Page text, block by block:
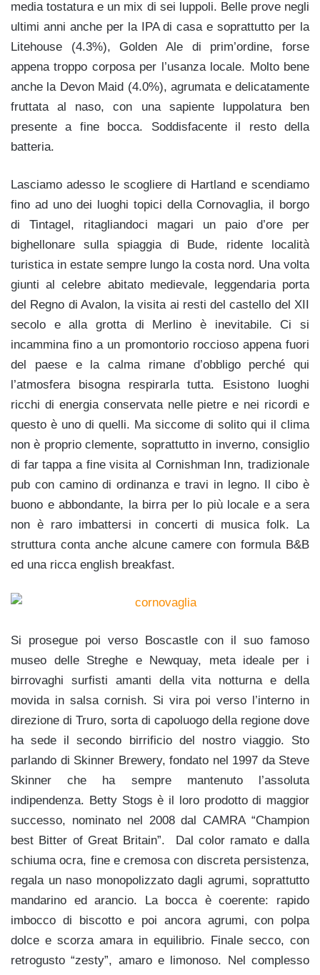
media tostatura e un mix di sei luppoli. Belle prove negli
ultimi anni anche per la IPA di casa e soprattutto per la
Litehouse (4.3%), Golden Ale di prim’ordine, forse
appena troppo corposa per l’usanza locale. Molto bene
anche la Devon Maid (4.0%), agrumata e delicatamente
fruttata al naso, con una sapiente luppolatura ben
presente a fine bocca. Soddisfacente il resto della
batteria.
Lasciamo adesso le scogliere di Hartland e scendiamo
fino ad uno dei luoghi topici della Cornovaglia, il borgo
di Tintagel, ritagliandoci magari un paio d’ore per
bighellonare sulla spiaggia di Bude, ridente località
turistica in estate sempre lungo la costa nord. Una volta
giunti al celebre abitato medievale, leggendaria porta
del Regno di Avalon, la visita ai resti del castello del XII
secolo e alla grotta di Merlino è inevitabile. Ci si
incammina fino a un promontorio roccioso appena fuori
del paese e la calma rimane d’obbligo perché qui
l’atmosfera bisogna respirarla tutta. Esistono luoghi
ricchi di energia conservata nelle pietre e nei ricordi e
questo è uno di quelli. Ma siccome di solito qui il clima
non è proprio clemente, soprattutto in inverno, consiglio
di far tappa a fine visita al Cornishman Inn, tradizionale
pub con camino di ordinanza e travi in legno. Il cibo è
buono e abbondante, la birra per lo più locale e a sera
non è raro imbattersi in concerti di musica folk. La
struttura conta anche alcune camere con formula B&B
ed una ricca english breakfast.
Si prosegue poi verso Boscastle con il suo famoso
museo delle Streghe e Newquay, meta ideale per i
birrovaghi surfisti amanti della vita notturna e della
movida in salsa cornish. Si vira poi verso l’interno in
direzione di Truro, sorta di capoluogo della regione dove
ha sede il secondo birrificio del nostro viaggio. Sto
parlando di Skinner Brewery, fondato nel 1997 da Steve
Skinner che ha sempre mantenuto l’assoluta
indipendenza. Betty Stogs è il loro prodotto di maggior
successo, nominato nel 2008 dal CAMRA “Champion
best Bitter of Great Britain”. Dal color ramato e dalla
schiuma ocra, fine e cremosa con discreta persistenza,
regala un naso monopolizzato dagli agrumi, soprattutto
mandarino ed arancio. La bocca è coerente: rapido
imbocco di biscotto e poi ancora agrumi, con polpa
dolce e scorza amara in equilibrio. Finale secco, con
retrogusto “zesty”, amaro e limonoso. Nel complesso